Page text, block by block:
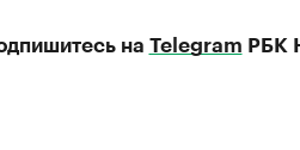
на Telegram РБК